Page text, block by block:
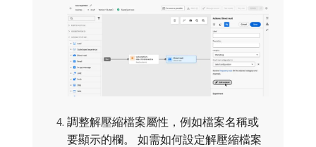
調整解壓縮檔案屬性，例如檔案名稱或
要顯示的欄。 如需如何設定解壓縮檔案